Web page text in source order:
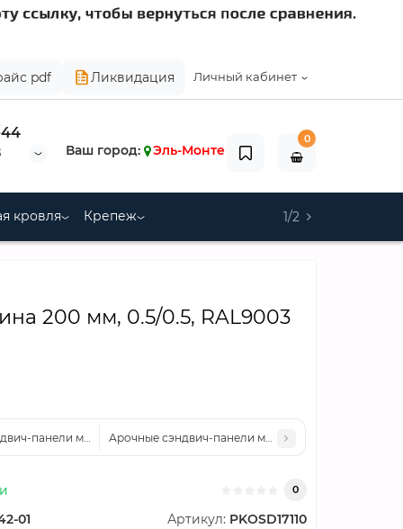
Личный кабинет
pdf Ликвидация
Ваш город: Эль-Монте
0
кровля Крепеж 1/2
200 мм, 0.5/0.5, RAL9003
панели минеральная вата, ширина 1000 мм, толщина 200 мм, 0.5/
Арочные сэндвич-панели минеральная вата,
0
01 Артикул: PKOSD17110